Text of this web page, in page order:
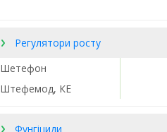
Регулятори росту
Шетефон
Штефемод, КЕ
Фунгіциди